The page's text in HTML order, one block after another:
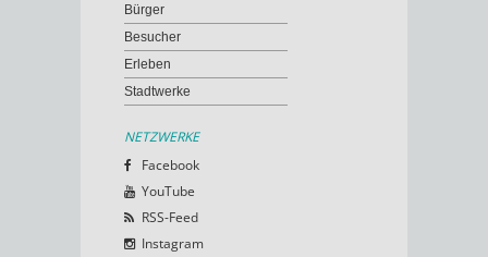
Bürger
Besucher
Erleben
Stadtwerke
NETZWERKE
Facebook
YouTube
RSS-Feed
Instagram